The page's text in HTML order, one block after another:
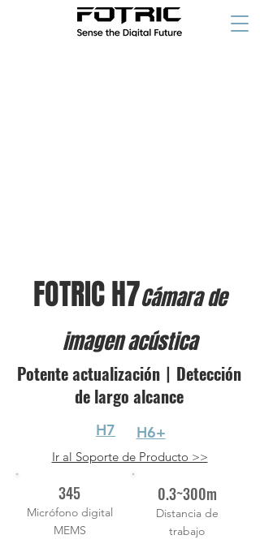
FOTRIC H7Cámara de
imagen acústica
Potente actualización丨Detección
de largo alcance
H7
Ir al Soporte de Producto >>
345
Micrófono digital
MEMS
0.3~300m
Distancia de
trabajo
H6+